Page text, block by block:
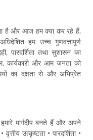
है और आज हम क्या कर रहे हैं,
हम उच्च गुणवत्तापूर्ण
पारदर्श‍िता तथा सु‍शासन का
कार्यकारी और आम जनता को
का दक्षता से और अभि‍प्रेत
मार्गदीप बनते हैं और अपने
वृत्तीय उत्कृष्टता • पारदर्श‍िता •